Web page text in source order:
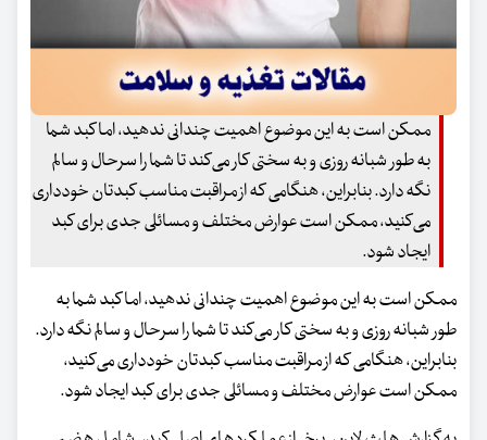
ممکن است به این موضوع اهمیت چندانی ندهید، اما کبد شما
به طور شبانه روزی و به سختی کار می‌کند تا شما را سرحال و سالم
نگه دارد. بنابراین، هنگامی که از مراقبت مناسب کبدتان خودداری
می‌کنید، ممکن است عوارض مختلف و مسائلی جدی برای کبد
ایجاد شود.
ممکن است به این موضوع اهمیت چندانی ندهید، اما کبد شما به
طور شبانه روزی و به سختی کار می‌کند تا شما را سرحال و سالم نگه دارد.
بنابراین، هنگامی که از مراقبت مناسب کبدتان خودداری می‌کنید،
ممکن است عوارض مختلف و مسائلی جدی برای کبد ایجاد شود.